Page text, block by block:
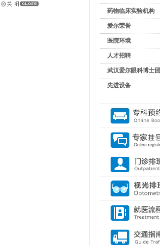
药物临床实验机构
爱尔荣誉
医院环境
人才招聘
武汉爱尔眼科博士团
先进设备